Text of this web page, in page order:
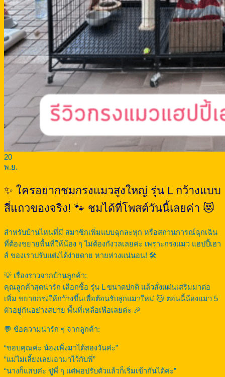
20
พ.ย.
✨ ใครอยากชมกรงแมวสูงใหญ่ รุ่น L กว้างแบบ
สี่แถวของจริง! 🐾 ชมได้ที่โพสต์วันนี้เลยค่า 😻
สำหรับบ้านไหนที่มี สมาชิกเพิ่มแบบฉุกละหุก หรือสถานการณ์ฉุกเฉิน
ที่ต้องขยายพื้นที่ให้น้อง ๆ ไม่ต้องกังวลเลยค่ะ เพราะกรงแมว แฮปปี้เฮา
ส์ ของเราปรับแต่งได้ง่ายดาย หายห่วงแน่นอน! 🛠️
💡 เรื่องราวจากบ้านลูกค้า:
คุณลูกค้าสุดน่ารัก เลือกซื้อ รุ่น L ขนาดปกติ แล้วสั่งแผ่นเสริมมาต่อ
เพิ่ม ขยายกรงให้กว้างขึ้นเพื่อต้อนรับลูกแมวใหม่ 🐱 ตอนนี้น้องแมว 5
ตัวอยู่กันอย่างสบาย พื้นที่เหลือเฟือเลยค่ะ 🎉
💬 ข้อความน่ารัก ๆ จากลูกค้า:
“ขอบคุณค่ะ น้องเพิ่งมาได้สองวันค่ะ”
“แม่ไม่เลี้ยงเลยเอามาไว้กับพี่”
“นางก็แสบค่ะ ขู่พี่ ๆ แต่พอปรับตัวแล้วก็เริ่มเข้ากันได้ค่ะ”